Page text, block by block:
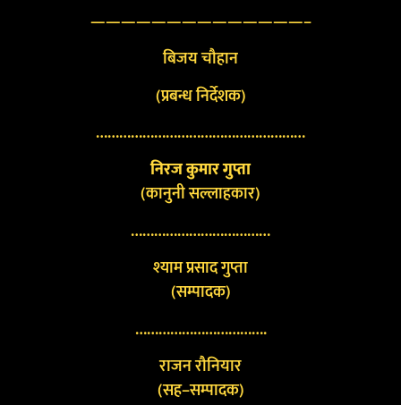
——————————————–
बिजय चौहान
(प्रबन्ध निर्देशक)
………………………………………………
निरज कुमार गुप्ता
(कानुनी सल्लाहकार)
………………………………
श्याम प्रसाद गुप्ता
(सम्पादक)
…………………………….
राजन रौनियार
(सह–सम्पादक)